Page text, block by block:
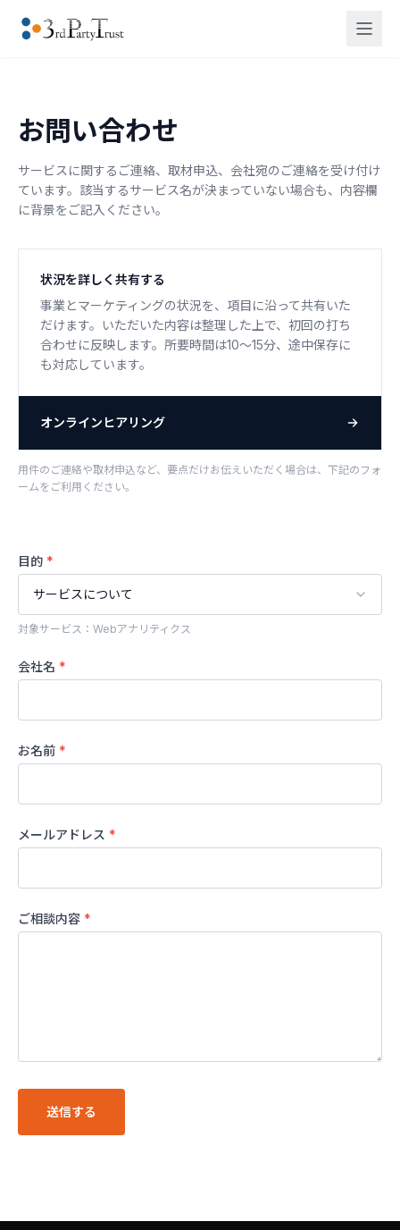
お問い合わせ
サービスに関するご連絡、取材申込、会社宛のご連絡を受け付け
ています。該当するサービス名が決まっていない場合も、内容欄
に背景をご記入ください。
状況を詳しく共有する
事業とマーケティングの状況を、項目に沿って共有いた
だけます。いただいた内容は整理した上で、初回の打ち
合わせに反映します。所要時間は10〜15分、途中保存に
も対応しています。
オンラインヒアリング
用件のご連絡や取材申込など、要点だけお伝えいただく場合は、下記のフォ
ームをご利用ください。
目的 *
対象サービス：Webアナリティクス
会社名 *
お名前 *
メールアドレス *
ご相談内容 *
送信する